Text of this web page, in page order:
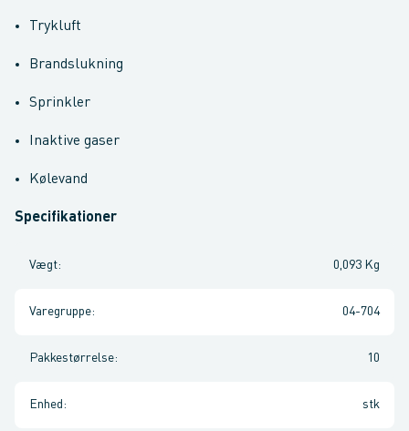
Trykluft
Brandslukning
Sprinkler
Inaktive gaser
Kølevand
Specifikationer
Vægt: 0,093 Kg
Varegruppe: 04-704
Pakkestørrelse: 10
Enhed : stk